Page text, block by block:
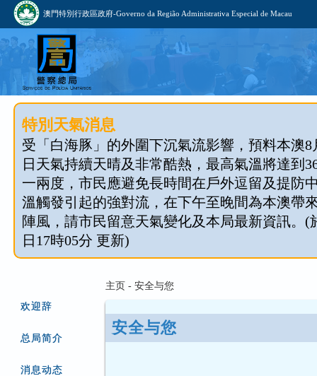
澳門特別行政區政府-Governo da Região Administrativa Especial de Macau
特別天氣消息
受「白海豚」的外圍下沉氣流影響，預料本澳8
日天氣持續天晴及非常酷熱，最高氣溫將達到
一兩度，市民應避免長時間在戶外逗留及提防
溫觸發引起的強對流，在下午至晚間為本澳帶
陣風，請市民留意天氣變化及本局最新資訊。(
日17時05分 更新)
欢迎辞
总局简介
消息动态
主页 - 安全与您
安全与您